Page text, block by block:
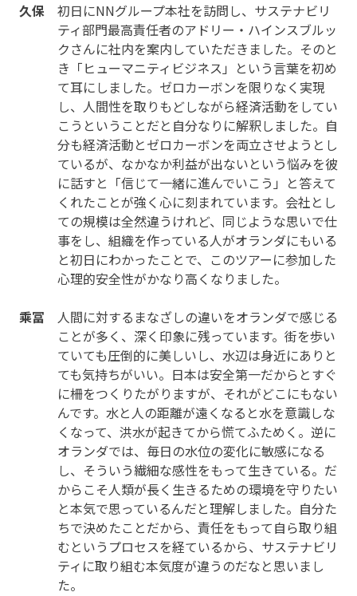
久保 初日にNNグループ本社を訪問し、サステナビリ
ティ部門最高責任者のアドリー・ハインスブルッ
クさんに社内を案内していただきました。そのと
き「ヒューマニティビジネス」という言葉を初め
て耳にしました。ゼロカーボンを限りなく実現
し、人間性を取りもどしながら経済活動をしてい
こうということだと自分なりに解釈しました。自
分も経済活動とゼロカーボンを両立させようとし
ているが、なかなか利益が出ないという悩みを彼
に話すと「信じて一緒に進んでいこう」と答えて
くれたことが強く心に刻まれています。会社とし
ての規模は全然違うけれど、同じような思いで仕
事をし、組織を作っている人がオランダにもいる
と初日にわかったことで、このツアーに参加した
心理的安全性がかなり高くなりました。
乘冨 人間に対するまなざしの違いをオランダで感じる
ことが多く、深く印象に残っています。街を歩い
ていても圧倒的に美しいし、水辺は身近にありと
ても気持ちがいい。日本は安全第一だからとすぐ
に柵をつくりたがりますが、それがどこにもない
んです。水と人の距離が遠くなると水を意識しな
くなって、洪水が起きてから慌てふためく。逆に
オランダでは、毎日の水位の変化に敏感になる
し、そういう繊細な感性をもって生きている。だ
からこそ人類が長く生きるための環境を守りたい
と本気で思っているんだと理解しました。自分た
ちで決めたことだから、責任をもって自ら取り組
むというプロセスを経ているから、サステナビリ
ティに取り組む本気度が違うのだなと思いまし
た。